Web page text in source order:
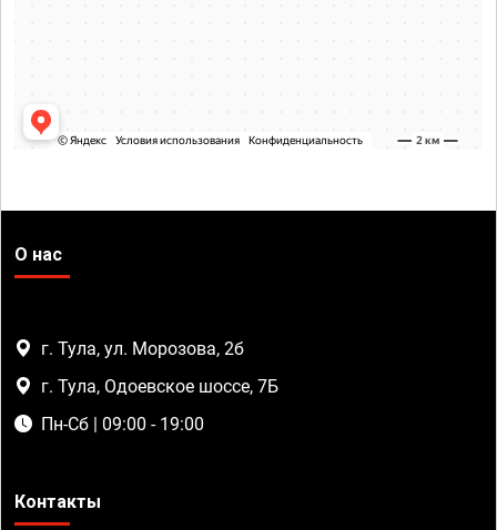
О нас
г. Тула, ул. Морозова, 2б
г. Тула, Одоевское шоссе, 7Б
Пн-Сб | 09:00 - 19:00
Контакты